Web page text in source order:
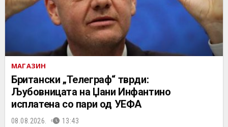
МАГАЗИН
Британски „Телеграф“ тврди:
Љубовницата на Џани Инфантино
исплатена со пари од УЕФА
08.08.2026. 13:43